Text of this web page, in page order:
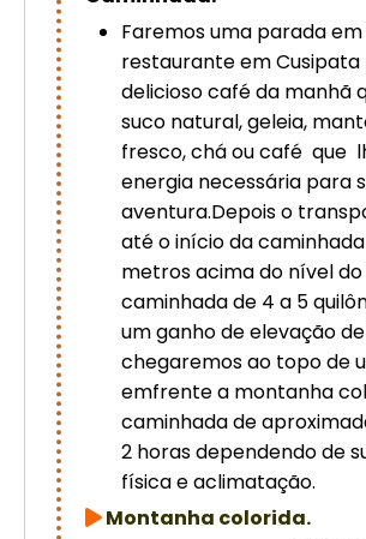
Faremos uma parada em
restaurante em
delicioso café da manhã
suco natural, geleia,
fresco, chá ou café que
energia necessária para
aventura.Depois o
até o início da
metros acima do nível
caminhada de 4 a 5
um ganho de elevação
chegaremos ao topo de
emfrente a montanha
caminhada de
2 horas dependendo de
física e aclimatação.
Montanha colorida.